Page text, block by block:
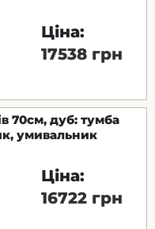
Ціна:
17538 грн
70см, дуб: тумба
умивальник
Ціна:
16722 грн